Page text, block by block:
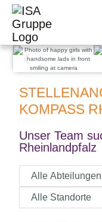
KOMPASS
Unser Team
Rheinlandpfalz